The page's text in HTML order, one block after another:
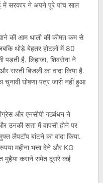
में सरकार ने अपने पूरे पांच साल
की आम थाली की कीमत कम से
थोड़े बेहतर होटलों में 80
है. लिहाजा, शिवसेना ने
सस्ती बिजली का वादा किया है.
चुनावी घोषणा पत्र जारी नहीं हुआ
कांग्रेस और एनसीपी गठबंधन ने
उनकी सत्ता में वापसी होने पर
लैपटॉप बांटने का वादा किया.
महीना भत्ता देने और KG
मुहैया कराने समेत दूसरे कई